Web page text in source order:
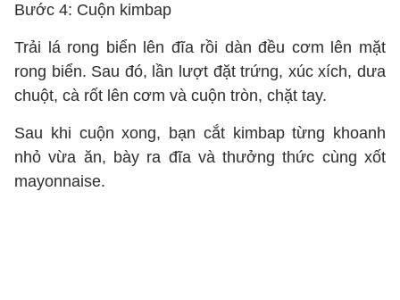
Bước 4: Cuộn kimbap
Trải lá rong biển lên đĩa rồi dàn đều cơm lên mặt
rong biển. Sau đó, lần lượt đặt trứng, xúc xích, dưa
chuột, cà rốt lên cơm và cuộn tròn, chặt tay.
Sau khi cuộn xong, bạn cắt kimbap từng khoanh
nhỏ vừa ăn, bày ra đĩa và thưởng thức cùng xốt
mayonnaise.